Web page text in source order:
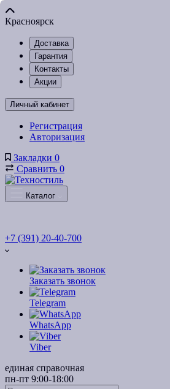
Красноярск
Доставка
Гарантия
Контакты
Акции
Личный кабинет
Регистрация
Авторизация
Закладки 0
Сравнить 0
Каталог
+7 (391) 20-40-700
Заказать звонок
Telegram
WhatsApp
Viber
единая справочная
пн-пт 9:00-18:00